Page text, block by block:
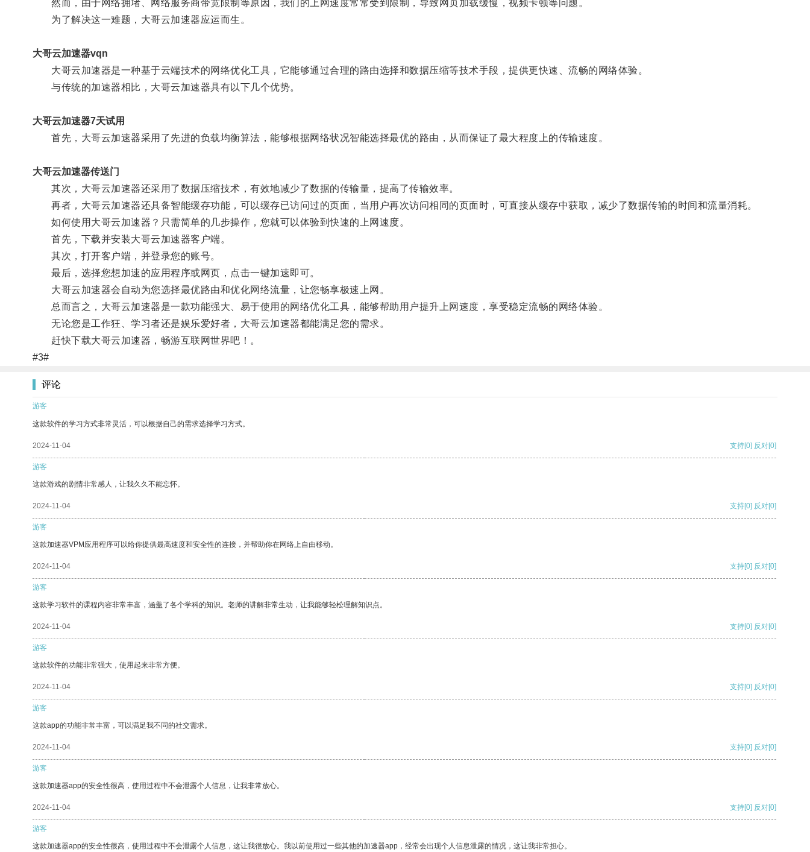
然而，由于网络拥堵、网络服务商带宽限制等原因，我们的上网速度常常受到限制，导致网页加载缓慢，视频卡顿等问题。
为了解决这一难题，大哥云加速器应运而生。
大哥云加速器vqn
大哥云加速器是一种基于云端技术的网络优化工具，它能够通过合理的路由选择和数据压缩等技术手段，提供更快速、流畅的网络体验。
与传统的加速器相比，大哥云加速器具有以下几个优势。
大哥云加速器7天试用
首先，大哥云加速器采用了先进的负载均衡算法，能够根据网络状况智能选择最优的路由，从而保证了最大程度上的传输速度。
大哥云加速器传送门
其次，大哥云加速器还采用了数据压缩技术，有效地减少了数据的传输量，提高了传输效率。
再者，大哥云加速器还具备智能缓存功能，可以缓存已访问过的页面，当用户再次访问相同的页面时，可直接从缓存中获取，减少了数据传输的时间和流量消耗。
如何使用大哥云加速器？只需简单的几步操作，您就可以体验到快速的上网速度。
首先，下载并安装大哥云加速器客户端。
其次，打开客户端，并登录您的账号。
最后，选择您想加速的应用程序或网页，点击一键加速即可。
大哥云加速器会自动为您选择最优路由和优化网络流量，让您畅享极速上网。
总而言之，大哥云加速器是一款功能强大、易于使用的网络优化工具，能够帮助用户提升上网速度，享受稳定流畅的网络体验。
无论您是工作狂、学习者还是娱乐爱好者，大哥云加速器都能满足您的需求。
赶快下载大哥云加速器，畅游互联网世界吧！。
#3#
评论
游客
这款软件的学习方式非常灵活，可以根据自己的需求选择学习方式。
2024-11-04 支持[0] 反对[0]
游客
这款游戏的剧情非常感人，让我久久不能忘怀。
2024-11-04 支持[0] 反对[0]
游客
这款加速器VPM应用程序可以给你提供最高速度和安全性的连接，并帮助你在网络上自由移动。
2024-11-04 支持[0] 反对[0]
游客
这款学习软件的课程内容非常丰富，涵盖了各个学科的知识。老师的讲解非常生动，让我能够轻松理解知识点。
2024-11-04 支持[0] 反对[0]
游客
这款软件的功能非常强大，使用起来非常方便。
2024-11-04 支持[0] 反对[0]
游客
这款app的功能非常丰富，可以满足我不同的社交需求。
2024-11-04 支持[0] 反对[0]
游客
这款加速器app的安全性很高，使用过程中不会泄露个人信息，让我非常放心。
2024-11-04 支持[0] 反对[0]
游客
这款加速器app的安全性很高，使用过程中不会泄露个人信息，这让我很放心。我以前使用过一些其他的加速器app，经常会出现个人信息泄露的情况，这让我非常担心。